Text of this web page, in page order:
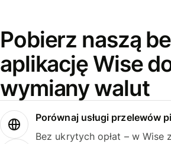
Pobierz naszą
aplikację Wise
wymiany walut
Porównaj usługi przelewów
Bez ukrytych opłat – w Wise